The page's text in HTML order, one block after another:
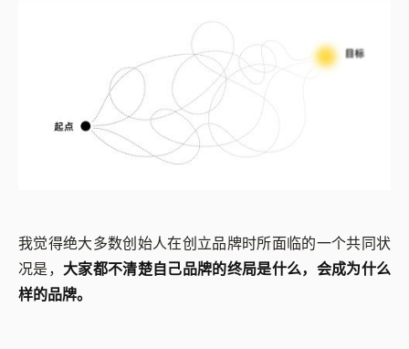
我觉得绝大多数创始人在创立品牌时所面临的一个共同状
况是， 大家都不清楚自己品牌的终局是什么，会成为什么
样的品牌。